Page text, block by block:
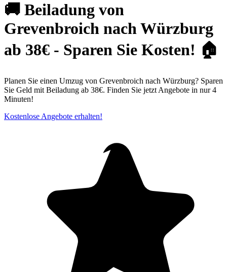
🚚 Beiladung von
Grevenbroich nach Würzburg
ab 38€ - Sparen Sie Kosten! 🏠
Planen Sie einen Umzug von Grevenbroich nach Würzburg? Sparen
Sie Geld mit Beiladung ab 38€. Finden Sie jetzt Angebote in nur 4
Minuten!
Kostenlose Angebote erhalten!